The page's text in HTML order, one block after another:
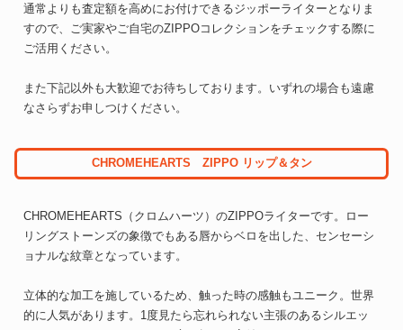
通常よりも査定額を高めにお付けできるジッポーライターとなりま
すので、ご実家やご自宅のZIPPOコレクションをチェックする際に
ご活用ください。
また下記以外も大歓迎でお待ちしております。いずれの場合も遠慮
なさらずお申しつけください。
CHROMEHEARTS ZIPPO リップ＆タン
CHROMEHEARTS（クロムハーツ）のZIPPOライターです。ロー
リングストーンズの象徴でもある唇からベロを出した、センセーシ
ョナルな紋章となっています。
立体的な加工を施しているため、触った時の感触もユニーク。世界
的に人気があります。1度見たら忘れられない主張のあるシルエッ